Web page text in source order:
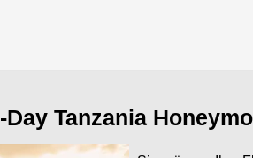
Day Tanzania